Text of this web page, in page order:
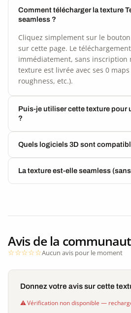
Comment télécharger la texture
seamless ?
Cliquez simplement sur le bouton
sur cette page. Le
immédiatement, sans inscription
texture est livrée avec ses 0
roughness, etc.).
Puis-je utiliser cette texture pour
?
Quels logiciels 3D sont
La texture est-elle seamless
Avis de la
Aucun avis pour le moment
Donnez votre avis sur cette
Vérification non disponible —